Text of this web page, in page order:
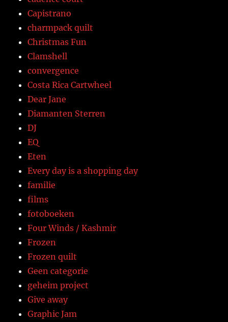
Capistrano
charmpack quilt
Christmas Fun
Clamshell
convergence
Costa Rica Cartwheel
Dear Jane
Diamanten Sterren
DJ
EQ
Eten
Every day is a shopping day
familie
films
fotoboeken
Four Winds / Kashmir
Frozen
Frozen quilt
Geen categorie
geheim project
Give away
Graphic Jam